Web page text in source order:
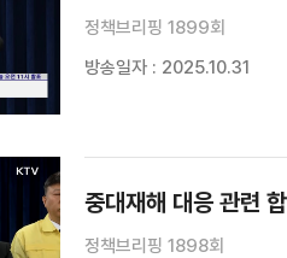
정책브리핑 1899회
방송일자 : 2025.10.31
중대재해 대응 관련
정책브리핑 1898회